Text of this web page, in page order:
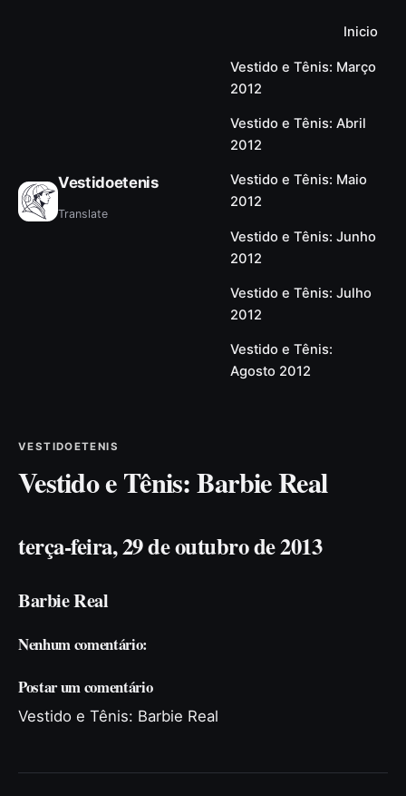
Vestidoetenis
Translate
Inicio
Vestido e Tênis: Março
2012
Vestido e Tênis: Abril
2012
Vestido e Tênis: Maio
2012
Vestido e Tênis: Junho
2012
Vestido e Tênis: Julho
2012
Vestido e Tênis:
Agosto 2012
VESTIDOETENIS
Vestido e Tênis: Barbie Real
terça-feira, 29 de outubro de 2013
Barbie Real
Nenhum comentário:
Postar um comentário
Vestido e Tênis: Barbie Real